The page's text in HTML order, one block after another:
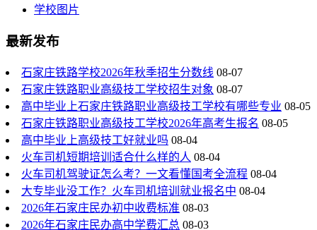
学校图片
最新发布
石家庄铁路学校2026年秋季招生分数线 08-07
石家庄铁路职业高级技工学校招生对象 08-07
高中毕业上石家庄铁路职业高级技工学校有哪些专业 08-05
石家庄铁路职业高级技工学校2026年高考生报名 08-05
高中毕业上高级技工好就业吗 08-04
火车司机短期培训适合什么样的人 08-04
火车司机驾驶证怎么考？一文看懂国考全流程 08-04
大专毕业没工作？火车司机培训就业报名中 08-04
2026年石家庄民办初中收费标准 08-03
2026年石家庄民办高中学费汇总 08-03